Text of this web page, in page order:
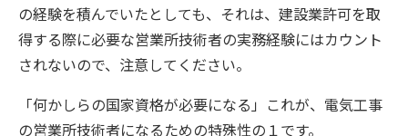
の経験を積んでいたとしても、それは、建設業許可を取
得する際に必要な営業所技術者の実務経験にはカウント
されないので、注意してください。
「何かしらの国家資格が必要になる」これが、電気工事
の営業所技術者になるための特殊性の１です。